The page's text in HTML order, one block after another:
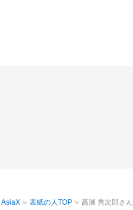
AsiaX 表紙の人TOP 高瀬 秀次郎さん